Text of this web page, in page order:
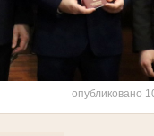
опубликовано